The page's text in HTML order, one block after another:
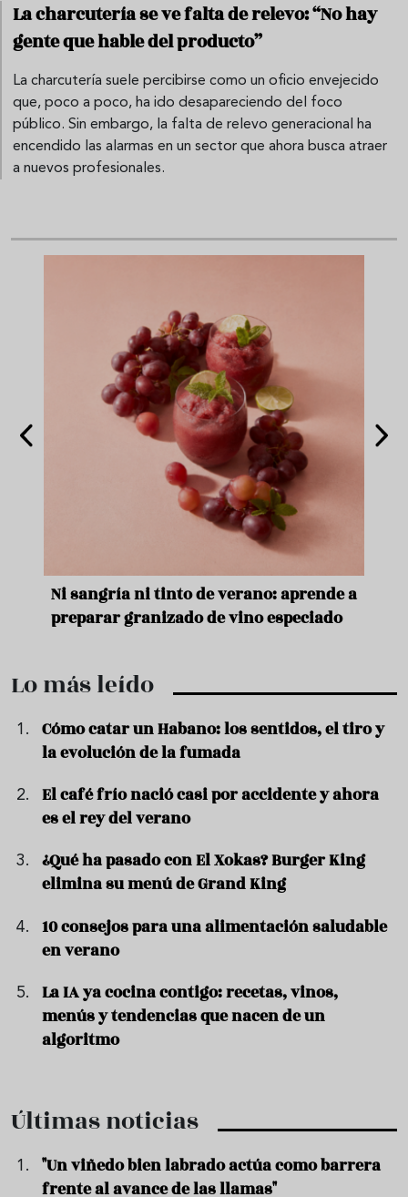
La charcutería se ve falta de relevo: “No hay
gente que hable del producto”
La charcutería suele percibirse como un oficio envejecido
que, poco a poco, ha ido desapareciendo del foco
público. Sin embargo, la falta de relevo generacional ha
encendido las alarmas en un sector que ahora busca atraer
a nuevos profesionales.
Ni sangría ni tinto de verano: aprende a
preparar granizado de vino especiado
Lo más leído
Cómo catar un Habano: los sentidos, el tiro y
la evolución de la fumada
El café frío nació casi por accidente y ahora
es el rey del verano
¿Qué ha pasado con El Xokas? Burger King
elimina su menú de Grand King
10 consejos para una alimentación saludable
en verano
La IA ya cocina contigo: recetas, vinos,
menús y tendencias que nacen de un
algoritmo
Últimas noticias
"Un viñedo bien labrado actúa como barrera
frente al avance de las llamas"